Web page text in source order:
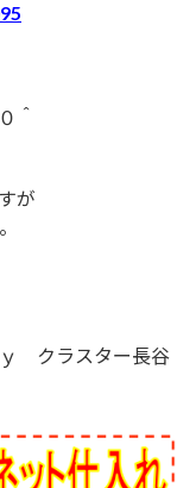
＾
が
クラスター長谷